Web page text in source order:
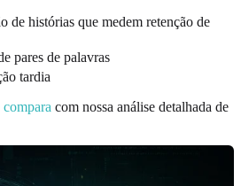
de histórias que medem retenção de
pares de palavras
tardia
com nossa análise detalhada de